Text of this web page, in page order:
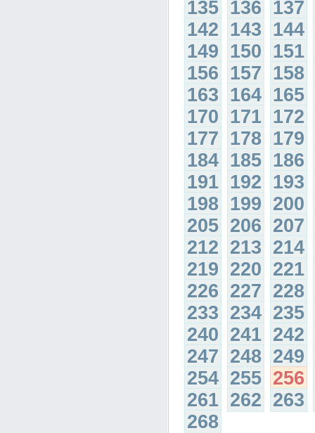
135 136 137
142 143 144
149 150 151
156 157 158
163 164 165
170 171 172
177 178 179
184 185 186
191 192 193
198 199 200
205 206 207
212 213 214
219 220 221
226 227 228
233 234 235
240 241 242
247 248 249
254 255 256
261 262 263
268